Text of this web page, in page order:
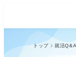
トップ 就活Q&A